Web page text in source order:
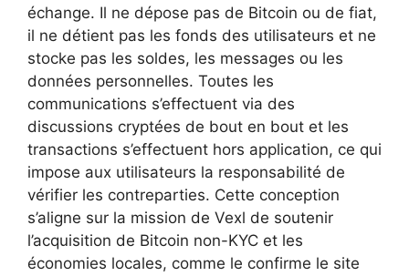
échange. Il ne dépose pas de Bitcoin ou de fiat,
il ne détient pas les fonds des utilisateurs et ne
stocke pas les soldes, les messages ou les
données personnelles. Toutes les
communications s’effectuent via des
discussions cryptées de bout en bout et les
transactions s’effectuent hors application, ce qui
impose aux utilisateurs la responsabilité de
vérifier les contreparties. Cette conception
s’aligne sur la mission de Vexl de soutenir
l’acquisition de Bitcoin non-KYC et les
économies locales, comme le confirme le site